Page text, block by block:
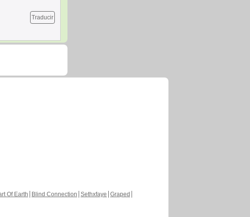
Traducir
Of Earth Blind Connection Sethxfaye Graped